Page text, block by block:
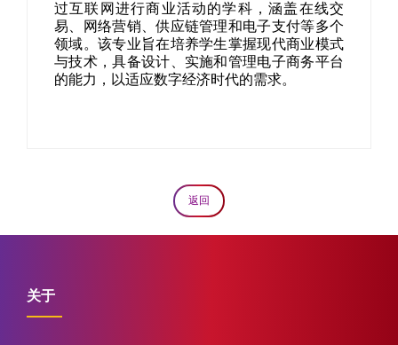
过互联网进行商业活动的学科，涵盖在线交
易、网络营销、供应链管理和电子支付等多个
领域。该专业旨在培养学生掌握现代商业模式
与技术，具备设计、实施和管理电子商务平台
的能力，以适应数字经济时代的需求。
返回
关于